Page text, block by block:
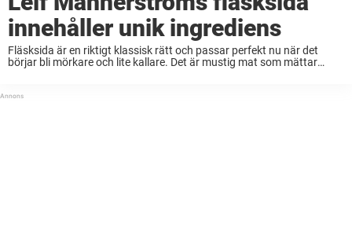
innehåller unik ingrediens
Fläsksida är en riktigt klassisk rätt och passar perfekt nu när det
börjar bli mörkare och lite kallare. Det är mustig mat som mättar